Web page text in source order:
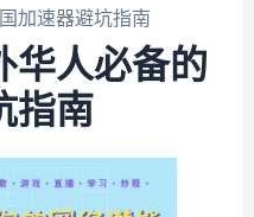
加速器避坑指南
华人必备的
指南